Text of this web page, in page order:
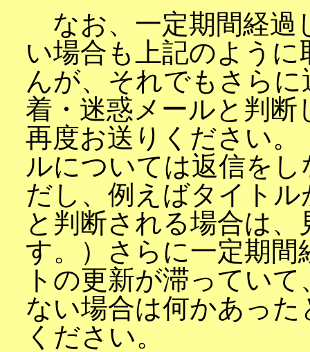
なお、一定期間経過
い場合も上記のよう
んが、それでもさら
着・迷惑メールと判
再度お送りください
ルについては返信を
だし、例えばタイト
と判断される場合は
す。）さらに一定期
トの更新が滞ってい
ない場合は何かあっ
ください。